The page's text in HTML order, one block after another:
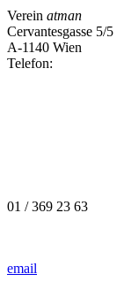
Verein atman
Cervantesgasse 5/5
A-1140 Wien
Telefon:
01 / 369 23 63
email